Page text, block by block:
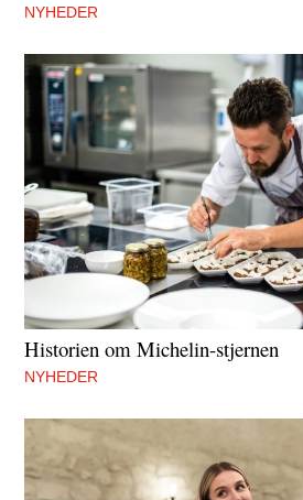
NYHEDER
Historien om Michelin-stjernen
NYHEDER